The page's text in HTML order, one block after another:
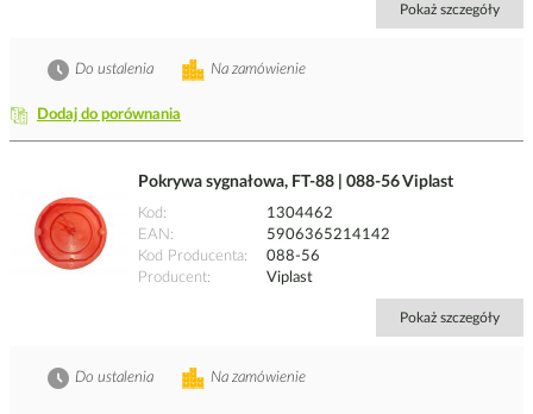
Pokaż szczegóły
Dodaj do porównania
Na zamówienie
Do ustalenia
Pokrywa sygnałowa, FT-88 | 088-56 Viplast
Kod
1304462
EAN
5906365214142
Kod Producenta
088-56
Producent
Viplast
Pokaż szczegóły
Na zamówienie
Do ustalenia